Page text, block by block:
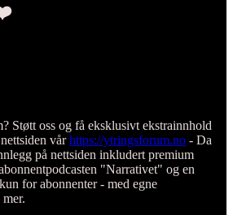
Støtt oss og få eksklusivt ekstrainnhold
vårhttps://ytringsforum.no - Da
på nettsiden inkludert premium
"Narrativet" og en
for abonnenter - med egne